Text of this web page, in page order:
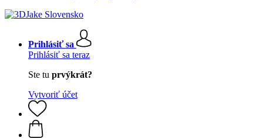
Prihlásiť sa
Prihlásiť sa teraz
Ste tu prvýkrát?
Vytvoriť účet